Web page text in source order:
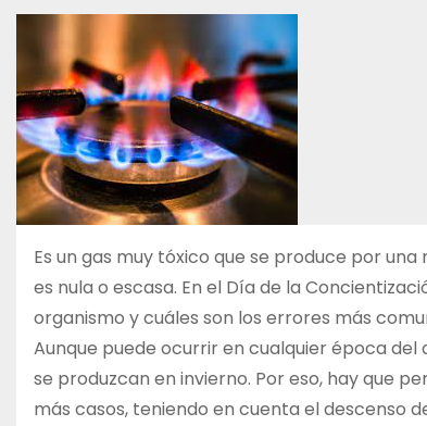
Es un gas muy tóxico que se produce por
es nula o escasa. En el Día de la
organismo y cuáles son los errores más
Aunque puede ocurrir en cualquier época
se produzcan en invierno. Por eso, hay que
más casos, teniendo en cuenta el descenso